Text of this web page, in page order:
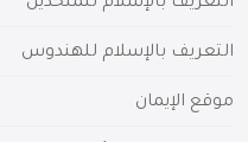
التعريف بالإسلام للهندوس
موقع الإيمان